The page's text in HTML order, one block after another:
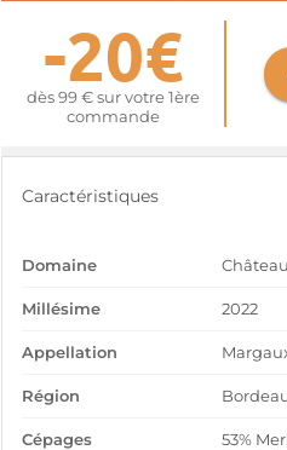
-20€
dès 99 € sur votre 1ère
commande
Caractéristiques
Domaine
Millésime 2022
Appellation
Région
Cépages
53%